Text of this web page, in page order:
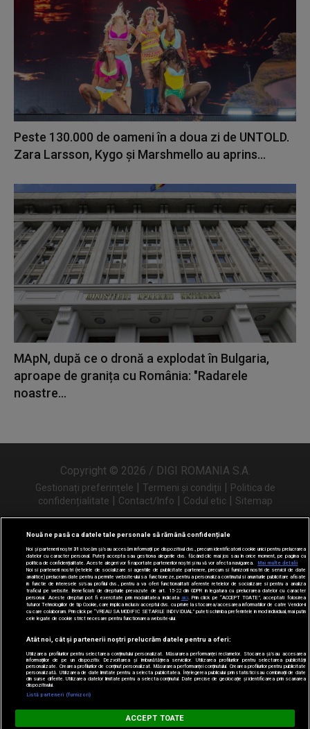
Digi FM
digifm.ro DESCARCĂ
Peste 130.000 de oameni în a doua zi de UNTOLD.
Zara Larsson, Kygo și Marshmello au aprins...
MApN, după ce o dronă a explodat în Bulgaria,
aproape de granița cu România: "Radarele
noastre...
Copyright © 2026 / DIGI ROMANIA S.A.
Gestionați preferințele | Termeni și condiții | Politica de
confidențialitate | Contact/Info | Codul etic | Sitemap
Urmărește-ne și pe
Nouă ne pasă ca datele tale personale să rămână confidențiale
Noi și partenerii noștri31 stocăm și/sau accesăm informații pe dispozitivul dvs., precum identificatorii cookie unici pentru prelucrarea
datelor cu caracter personal. Puteți accepta sau gestiona alegerile dvs. făcând clic mai jos sau în orice moment, pe pagina cu
politica de confidențialitate. Aceste alegeri vor fi raportate partenerilor noștri și nu vă vor afecta navigarea.
Mai multe detalii
Noi si partenerii nostri (retelele de socializare si agentiile de publicitate partenere, precum si furnizorii nostri de servicii de date
analitice) prelucram date pentru a permite website-ului sa functioneze, pentru a personaliza continutul si anunturile publicitare afisate
in functie de interesele si/sau profilul dvs., pentru a va oferi functionalitati aferente retelelor de socializare si pentru a analiza
traficul pe website. Beneficiati de drepturile prevazute de art. 15-22 din GDPR in legatura cu prelucrarea datelor cu caracter
personal. Aceste drepturi pot fi exercitate prin modalitatea indicata aici. Prin click pe “ACCEPT TOATE”, acceptati folosirea
tuturor Tehnologiilor de tip Cookie, care implica inclusiv acceptul dvs. cu privire la stocarea/accesarea informatiilor de catre Vendor-ii
cu care colaboram. Prin click pe “VREAU SA MODIFIC SETARILE INDIVIDUAL” puteti schimba preferintele in mod individual, mai putin
cele legate de cookie strict necesare pentru functionarea website-ului.
Atât noi, cât și partenerii noștri prelucrăm datele pentru a oferi:
Utilizarea profilurilor pentru selectarea conținutului personalizat. Măsurarea performanței reclamelor. Stocarea și/sau accesarea
informațiilor de pe un dispozitiv. Dezvoltarea și îmbunătățirea serviciilor. Utilizarea profilurilor pentru selectarea publicității
personalizate. Crearea profilurilor de conținut personalizat. Măsurarea performanței conținutului. Crearea profilurilor pentru publicitate
personalizată. Utilizarea de date limitate pentru a selecta publicitatea. Înțelegerea publicului prin statistici sau combinații de date
din surse diferite. Utilizarea datelor limitate pentru a selecta conținutul. Date precise de geolocație și identificarea prin scanarea
dispozitivului.
Listă parteneri (furnizori)
ACCEPT TOATE